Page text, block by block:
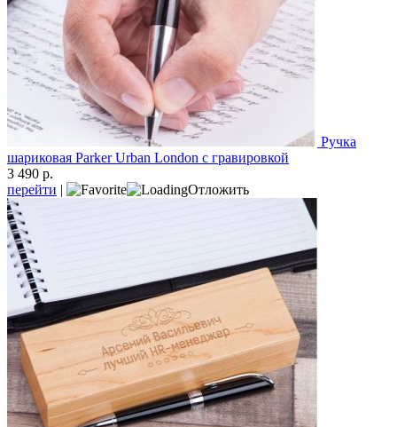
Ручка
шариковая Parker Urban London с гравировкой
3 490 р.
перейти | Отложить